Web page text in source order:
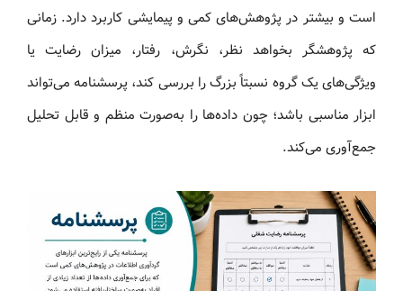
است و بیشتر در پژوهش‌های کمی و پیمایشی کاربرد دارد. زمانی
که پژوهشگر بخواهد نظر، نگرش، رفتار، میزان رضایت یا
ویژگی‌های یک گروه نسبتاً بزرگ را بررسی کند، پرسشنامه می‌تواند
ابزار مناسبی باشد؛ چون داده‌ها را به‌صورت منظم و قابل تحلیل
جمع‌آوری می‌کند.